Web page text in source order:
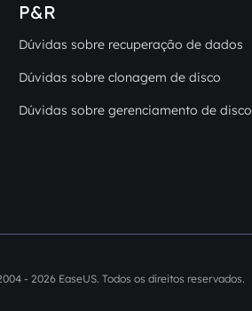
P&R
Dúvidas sobre recuperação de dados
Dúvidas sobre clonagem de disco
Dúvidas sobre gerenciamento de disco
- 2026 EaseUS. Todos os direitos reservados.